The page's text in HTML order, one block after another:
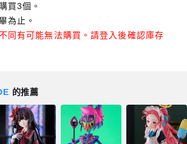
買3個。
為止。
同有可能無法購買。請登入後確認庫存
的推薦